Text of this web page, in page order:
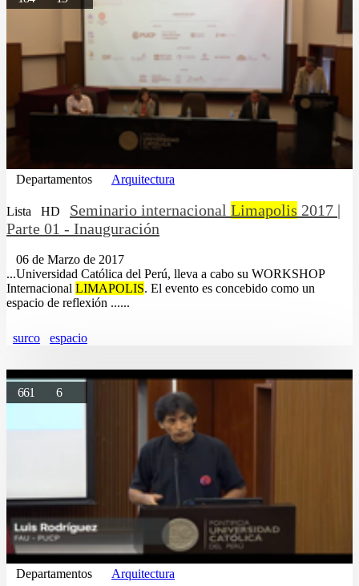
Departamentos Arquitectura
Lista HD Seminario internacional Limapolis 2017 |
Parte 01 - Inauguración
06 de Marzo de 2017
...Universidad Católica del Perú, lleva a cabo su WORKSHOP
Internacional LIMAPOLIS. El evento es concebido como un
espacio de reflexión ......
surco espacio
661 6
Departamentos Arquitectura